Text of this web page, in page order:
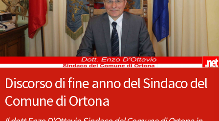
Discorso di fine anno del Sindaco del
Comune di Ortona